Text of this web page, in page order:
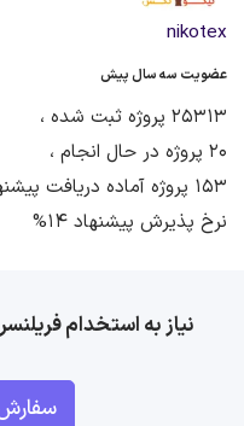
nikotex
عضویت سه سال پیش
25313 پروژه ثبت شده ،
20 پروژه در حال انجام ،
153 پروژه آماده دریافت پیشنهاد ،
نرخ پذیرش پیشنهاد 14%
نیاز به استخدام